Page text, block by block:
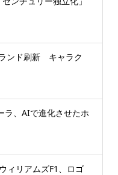
ンド刷新 キャラク
ラ、AIで進化させたホ
ィリアムズF1、ロゴ